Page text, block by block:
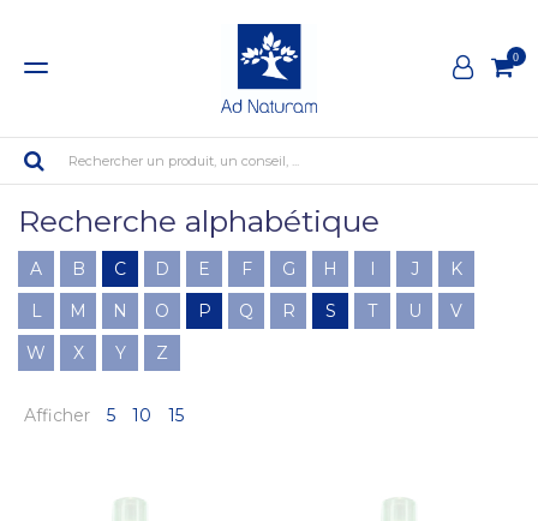
0
Rechercher un produit, un conseil, ...
Recherche alphabétique
A B C D E F G H I J
K
L
M N O P Q R S T U
V
W
X Y Z
Afficher 5 10 15